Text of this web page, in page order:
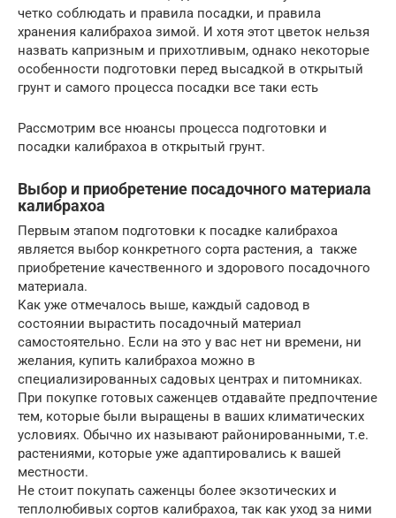
четко соблюдать и правила посадки, и правила
хранения калибрахоа зимой. И хотя этот цветок нельзя
назвать капризным и прихотливым, однако некоторые
особенности подготовки перед высадкой в открытый
грунт и самого процесса посадки все таки есть
Рассмотрим все нюансы процесса подготовки и
посадки калибрахоа в открытый грунт.
Выбор и приобретение посадочного материала
калибрахоа
Первым этапом подготовки к посадке калибрахоа
является выбор конкретного сорта растения, а также
приобретение качественного и здорового посадочного
материала.
Как уже отмечалось выше, каждый садовод в
состоянии вырастить посадочный материал
самостоятельно. Если на это у вас нет ни времени, ни
желания, купить калибрахоа можно в
специализированных садовых центрах и питомниках.
При покупке готовых саженцев отдавайте предпочтение
тем, которые были выращены в ваших климатических
условиях. Обычно их называют районированными, т.е.
растениями, которые уже адаптировались к вашей
местности.
Не стоит покупать саженцы более экзотических и
теплолюбивых сортов калибрахоа, так как уход за ними